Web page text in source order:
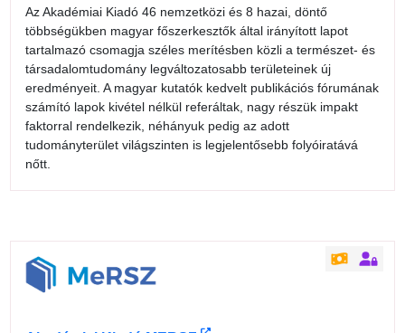
Az Akadémiai Kiadó 46 nemzetközi és 8 hazai, döntő
többségükben magyar főszerkesztők által irányított lapot
tartalmazó csomagja széles merítésben közli a természet- és
társadalomtudomány legváltozatosabb területeinek új
eredményeit. A magyar kutatók kedvelt publikációs fórumának
számító lapok kivétel nélkül referáltak, nagy részük impakt
faktorral rendelkezik, néhányuk pedig az adott
tudományterület világszinten is legjelentősebb folyóiratává
nőtt.